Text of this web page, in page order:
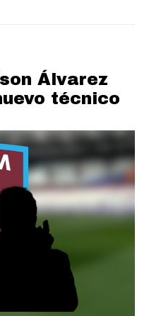
Álvarez
técnico